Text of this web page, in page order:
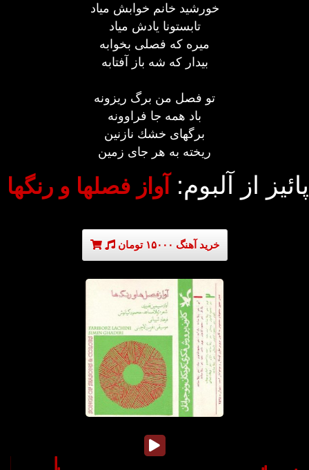
خورشيد خانم خوابش مياد
تابستونا يادش مياد
ميره كه فصلی بخوابه
بيدار كه شه باز آفتابه
تو فصل من برگ ريزونه
باد همه جا فراوونه
برگهای خشك نازنين
ريخته به هر جای زمين
پائیز از آلبوم: آواز فصلها و رنگها
خرید آهنگ ۱۵۰۰۰ تومان